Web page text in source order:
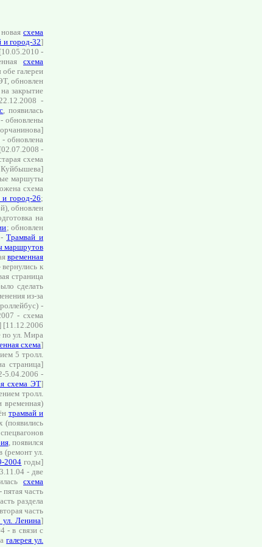
схема
и город-32]
-
схема
галереи
обновлен
на закрытие
-
, появилась
обновлены
обновлена
-
схема
Куйбышева]
маршуты
схема
и город-26;
обновлен
на
; обновлен
-Трамвай и
маршрутов
временная
к
страница
сделать
из-за
-
- схема
[11.12.2006
по ул. Мира
схема]
5 тролл.
страница]
5.04.2006 -
схема ЭТ]
тролл.
временная)
трамвай и
(появились
, появился
(ремонт ул.
2004 годы]
- две
схема
часть
раздела
часть
ул. Ленина]
- в связи с
галерея ул.